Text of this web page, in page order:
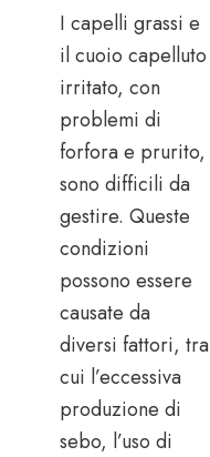
I capelli grassi e
il cuoio capelluto
irritato, con
problemi di
forfora e prurito,
sono difficili da
gestire. Queste
condizioni
possono essere
causate da
diversi fattori, tra
cui l’eccessiva
produzione di
sebo, l’uso di